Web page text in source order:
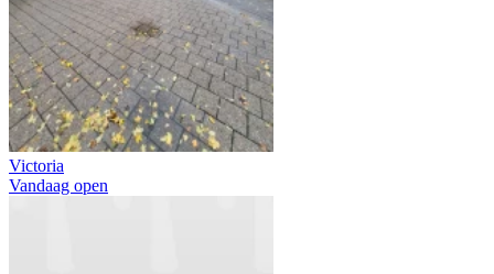
Victoria
Vandaag open